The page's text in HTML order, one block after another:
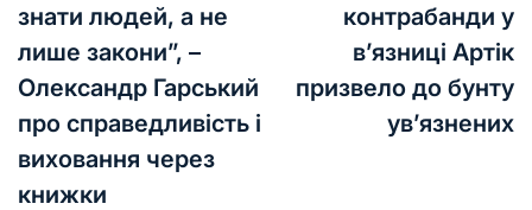
знати людей, а не
лише закони”, –
Олександр Гарський
про справедливість і
виховання через
книжки
контрабанди у
в’язниці Артік
призвело до бунту
ув’язнених